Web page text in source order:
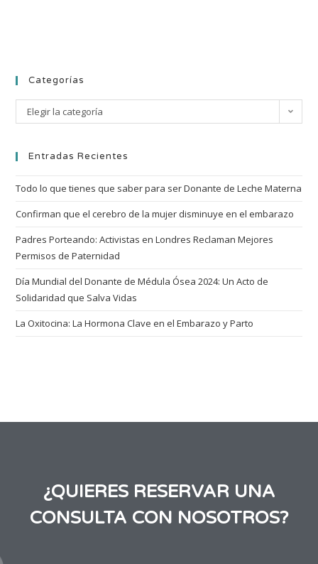
Categorías
Elegir la categoría
Entradas Recientes
Todo lo que tienes que saber para ser Donante de Leche Materna
Confirman que el cerebro de la mujer disminuye en el embarazo
Padres Porteando: Activistas en Londres Reclaman Mejores
Permisos de Paternidad
Día Mundial del Donante de Médula Ósea 2024: Un Acto de
Solidaridad que Salva Vidas
La Oxitocina: La Hormona Clave en el Embarazo y Parto
¿QUIERES RESERVAR UNA
CONSULTA CON NOSOTROS?